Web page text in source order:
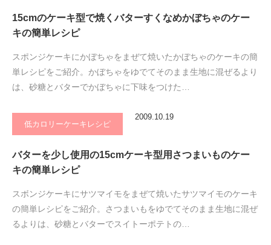
15cmのケーキ型で焼くバターすくなめかぼちゃのケー
キの簡単レシピ
スポンジケーキにかぼちゃをまぜて焼いたかぼちゃのケーキの簡
単レシピをご紹介。かぼちゃをゆでてそのまま生地に混ぜるより
は、砂糖とバターでかぼちゃに下味をつけた…
低カロリーケーキレシピ
2009.10.19
バターを少し使用の15cmケーキ型用さつまいものケー
キの簡単レシピ
スボンジケーキにサツマイモをまぜて焼いたサツマイモのケーキ
の簡単レシピをご紹介。さつまいもをゆでてそのまま生地に混ぜ
るよりは、砂糖とバターでスイトーポテトの…